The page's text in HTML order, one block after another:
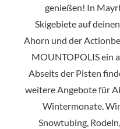
genießen! In
Skigebiete auf
Ahorn und der
MOUNTOPOLIS ein
Abseits der Pisten
weitere Angebote für
Wintermonate.
Snowtubing,